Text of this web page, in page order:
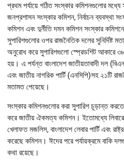
প্রথম পর্যায়ে গঠিত সংস্কার কমিশনগুলোর মধ্যে
জনপ্রশাসন সংস্কার কমিশন, নির্বাচন ব্যবস্থা
কমিশন এবং দুর্নীতি দমন কমিশন সংস্কার
সুপারিশগুলোর ওপর রাজনৈতিক দলের সুনির্দিষ্ট
অনুরোধ করে সুপারিশগুলো স্প্রেডশিট আকারে
হয়। এ পর্যন্ত বাংলাদেশ জাতীয়তাবাদী দল
এবং জাতীয় নাগরিক পার্টি (এনসিপি)সহ ২১টি
মতামত পেয়েছে।
সংস্কার কমিশনগুলোর করা সুপারিশ চূড়ান্ত
করে জাতীয় ঐকমত্য কমিশন। ইতোমধ্যে
খেলাফত মজলিস, বাংলাদেশ লেবার পার্টি এবং
করেছে কমিশন। ঈদের পরে পর্যায়ক্রমে বাকি
কথা রয়েছে।